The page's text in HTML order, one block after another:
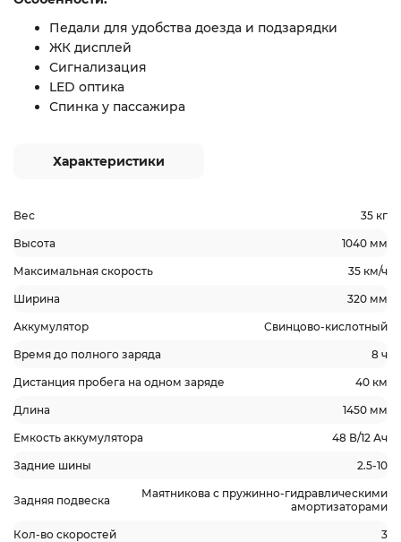
Педали для удобства доезда и подзарядки
ЖК дисплей
Сигнализация
LED оптика
Спинка у пассажира
Характеристики
Вес 35 кг
Высота 1040 мм
Максимальная скорость 35 км/ч
Ширина 320 мм
Аккумулятор Свинцово-кислотный
Время до полного заряда 8 ч
Дистанция пробега на одном заряде 40 км
Длина 1450 мм
Емкость аккумулятора 48 В/12 Ач
Задние шины 2.5-10
Задняя подвеска
Маятникова с пружинно-гидравлическими
амортизаторами
Кол-во скоростей 3